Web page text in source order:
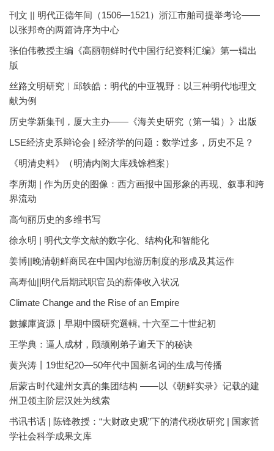
刊文 || 明代正德年间（1506—1521）浙江市舶司提举考论——
以张邦奇的两篇诗序为中心
张伯伟教授主编《高丽朝鲜时代中国行纪资料汇编》第一辑出
版
丝路文明研究︱邱轶皓：明代的中亚视野：以三种明代地理文
献为例
历史学新集刊，厦大主办——《海关史研究（第一辑）》出版
LSE经济史系辩论会 | 经济学的问题：数学过多，历史不足？
《明清史料》（明清内阁大库残馀档案）
李所期 | 作为历史的图像：西方画报中国形象的再现、叙事和跨
界流动
高句丽历史的多维书写
徐永明 | 明代文学文献的数字化、结构化和智能化
姜博||晚清朝鲜商民在中国内地游历制度的形成及其运作
高寿仙||明代后期武职官员的薪俸收入状况
Climate Change and the Rise of an Empire
數據庫資源｜早期中國研究選輯, 十六至二十世紀初
王学典：逼人成材，顾颉刚弟子遍天下的秘诀
黄兴涛丨19世纪20—50年代中国新名词的生成与传播
后蒙古时代建州女真的集团结构 ——以《朝鲜实录》记载的建
州卫领主阶层汉姓为线索
书讯书话 | 陈锋教授：“大财政史观”下的清代税收研究 | 国家哲
学社会科学成果文库